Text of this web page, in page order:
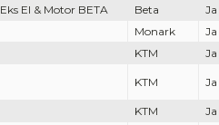
Eks El & Motor BETA Beta
Ja
Monark
Ja
KTM Ja
KTM Ja
KTM Ja